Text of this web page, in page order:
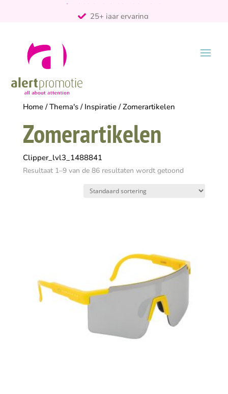
25+ jaar ervaring
Home/Thema's/ Inspiratie/ Zomerartikelen
Zomerartikelen
Clipper_lvl3_1488841
Resultaat 1–9 van de 86 resultaten wordt getoond